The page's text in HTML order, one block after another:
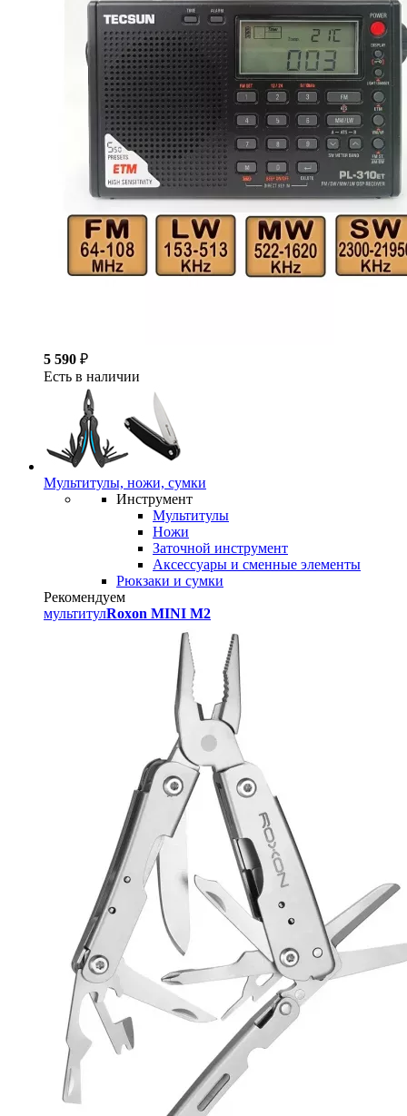
5 590 ₽
Есть в наличии
Мультитулы, ножи, сумки
Инструмент
Мультитулы
Ножи
Заточной инструмент
Аксессуары и сменные элементы
Рюкзаки и сумки
Рекомендуем
мультитулRoxon MINI M2